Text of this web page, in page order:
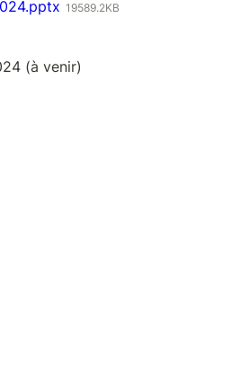
19589.2KB
(à venir)